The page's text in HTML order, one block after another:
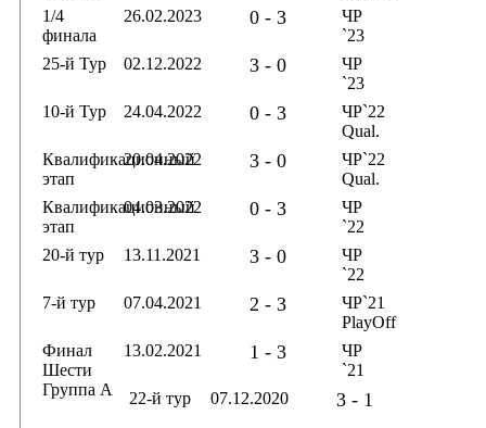
1/4
финала
26.02.2023 0 - 3
ЧР
`23
25-й Тур
02.12.2022 3 - 0
ЧР
`23
10-й Тур
24.04.2022 0 - 3
ЧР`22
Qual.
Квалификационный
этап
20.04.2022 3 - 0
ЧР`22
Qual.
Квалификационный
этап
04.03.2022 0 - 3
ЧР
`22
20-й тур
13.11.2021 3 - 0
ЧР
`22
7-й тур
07.04.2021 2 - 3
ЧР`21
PlayOff
Финал
Шести
Группа А
13.02.2021 1 - 3
ЧР
`21
22-й тур
07.12.2020 3 - 1